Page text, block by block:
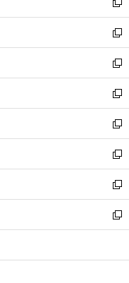
開
く
ィ
ン
ド
ウ
で
開
く
い
ウ
ィ
ン
ド
ウ
で
開
く
新
し
い
ウ
ィ
ン
ド
ウ
で
開
く
新
し
い
ウ
ィ
ン
ド
ウ
で
開
く
新
し
い
ウ
ィ
ン
ド
ウ
で
開
く
新
し
い
ウ
ィ
ン
ド
ウ
で
開
新
し
い
ウ
ィ
ン
ド
ウ
開
新
し
い
ウ
ィ
ン
ウ
新
し
い
ウ
ン
新
し
ウ